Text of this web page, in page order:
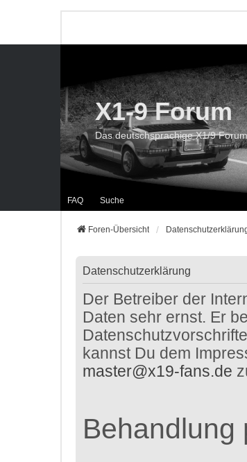
FAQ Suche
X1-9 Forum
Das deutschsprachige X1/9 Forum
Foren-Übersicht
Datenschutzerklärung
Der Betreiber der
Daten sehr ernst. Er
kannst Du dem
master@x19-fans.de
Behandlung